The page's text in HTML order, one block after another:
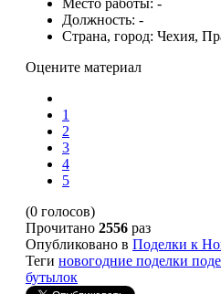
Должность: -
Страна, город: Чехия,
Оцените материал
1
2
3
4
5
(0 голосов)
Прочитано 2556 раз
Опубликовано в Поделки к
Теги новогодние поделки
бутылок